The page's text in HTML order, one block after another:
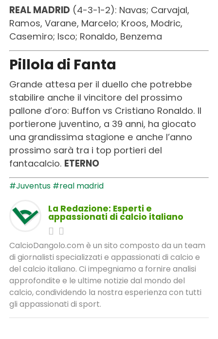
REAL MADRID (4-3-1-2): Navas; Carvajal,
Ramos, Varane, Marcelo; Kroos, Modric,
Casemiro; Isco; Ronaldo, Benzema
Pillola di Fanta
Grande attesa per il duello che potrebbe
stabilire anche il vincitore del prossimo
pallone d’oro: Buffon vs Cristiano Ronaldo. Il
portierone juventino, a 39 anni, ha giocato
una grandissima stagione e anche l’anno
prossimo sarà tra i top portieri del
fantacalcio. ETERNO
#Juventus #real madrid
La Redazione: Esperti e
appassionati di calcio italiano
CalcioDangolo.com è un sito composto da un team
di giornalisti specializzati e appassionati di calcio e
del calcio italiano. Ci impegniamo a fornire analisi
approfondite e le ultime notizie dal mondo del
calcio, condividendo la nostra esperienza con tutti
gli appassionati di sport.